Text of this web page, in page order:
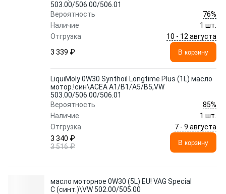
503.00/506.00/506.01
Вероятность
76%
Наличие
1 шт.
Отгрузка
10 - 12 августа
3 339 ₽
В корзину
LiquiMoly 0W30 Synthoil Longtime Plus (1L) масло
мотор.!син\ACEA A1/B1/A5/B5,VW
503.00/506.00/506.01
Вероятность
85%
Наличие
1 шт.
Отгрузка
7 - 9 августа
3 340 ₽
3 516 ₽
В корзину
масло моторное 0W30 (5L) EU! VAG Special
C (синт.)\VW 502.00/505.00